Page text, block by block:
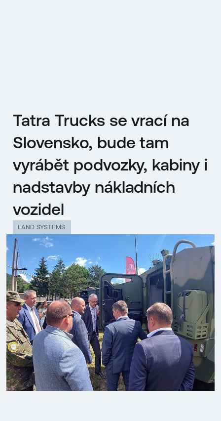
Tatra Trucks se vrací na
Slovensko, bude tam
vyrábět podvozky, kabiny i
nadstavby nákladních
vozidel
LAND SYSTEMS